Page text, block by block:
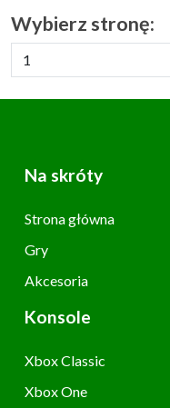
Wybierz stronę:
Na skróty
Strona główna
Gry
Akcesoria
Konsole
Xbox Classic
Xbox One